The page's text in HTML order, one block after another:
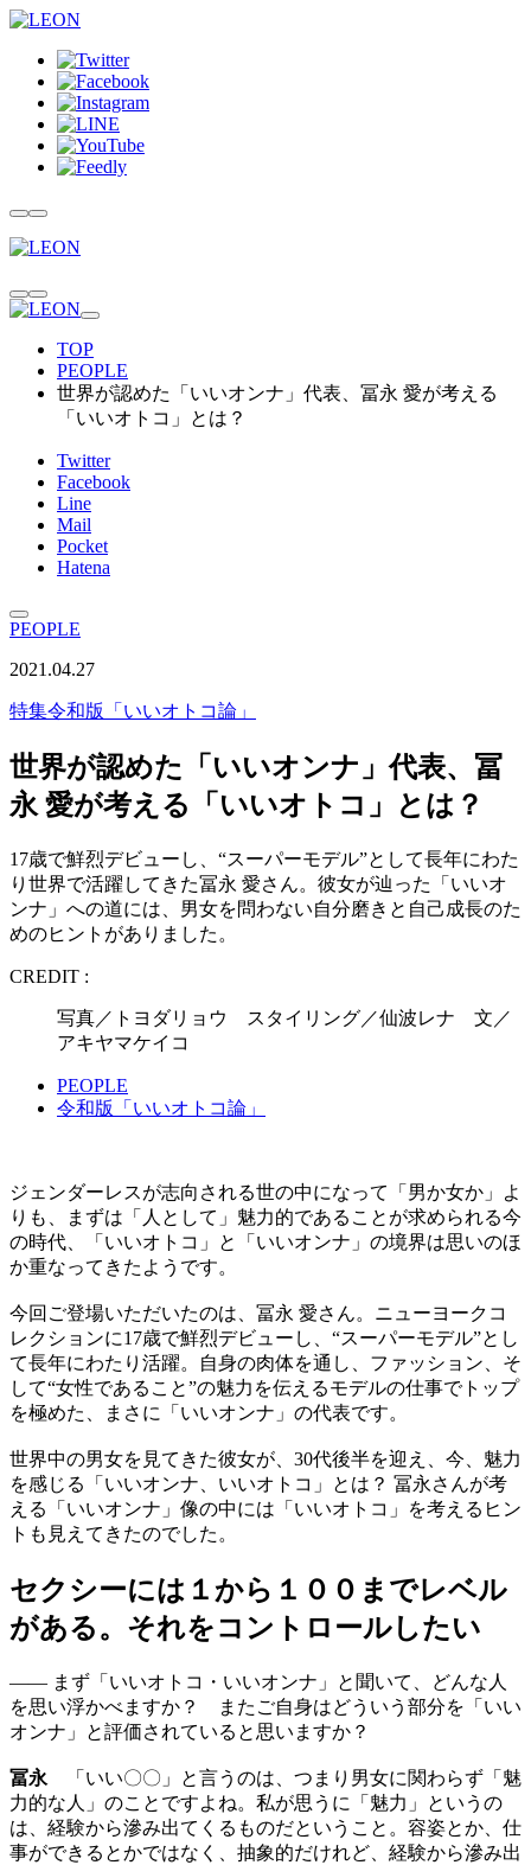
TOP
PEOPLE
世界が認めた「いいオンナ」代表、冨永 愛が考える
「いいオトコ」とは？
Twitter
Facebook
Line
Mail
Pocket
Hatena
PEOPLE
2021.04.27
特集令和版「いいオトコ論」
世界が認めた「いいオンナ」代表、冨
永 愛が考える「いいオトコ」とは？
17歳で鮮烈デビューし、“スーパーモデル”として長年にわた
り世界で活躍してきた冨永 愛さん。彼女が辿った「いいオ
ンナ」への道には、男女を問わない自分磨きと自己成長のた
めのヒントがありました。
CREDIT :
写真／トヨダリョウ スタイリング／仙波レナ 文／
アキヤマケイコ
PEOPLE
令和版「いいオトコ論」
ジェンダーレスが志向される世の中になって「男か女か」よ
りも、まずは「人として」魅力的であることが求められる今
の時代、「いいオトコ」と「いいオンナ」の境界は思いのほ
か重なってきたようです。
今回ご登場いただいたのは、冨永 愛さん。ニューヨークコ
レクションに17歳で鮮烈デビューし、“スーパーモデル”とし
て長年にわたり活躍。自身の肉体を通し、ファッション、そ
して“女性であること”の魅力を伝えるモデルの仕事でトップ
を極めた、まさに「いいオンナ」の代表です。
世界中の男女を見てきた彼女が、30代後半を迎え、今、魅力
を感じる「いいオンナ、いいオトコ」とは？ 冨永さんが考
える「いいオンナ」像の中には「いいオトコ」を考えるヒン
トも見えてきたのでした。
セクシーには１から１００までレベル
がある。それをコントロールしたい
—— まず「いいオトコ・いいオンナ」と聞いて、どんな人
を思い浮かべますか？ またご自身はどういう部分を「いい
オンナ」と評価されていると思いますか？
冨永 「いい〇〇」と言うのは、つまり男女に関わらず「魅
力的な人」のことですよね。私が思うに「魅力」というの
は、経験から滲み出てくるものだということ。容姿とか、仕
事ができるとかではなく、抽象的だけれど、経験から滲み出